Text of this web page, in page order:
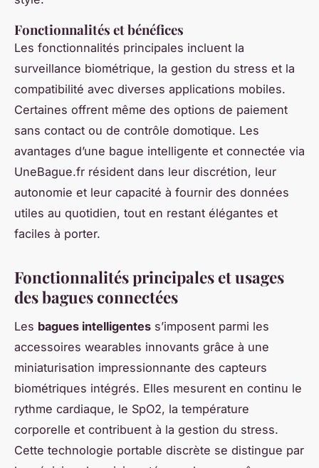
Fonctionnalités et bénéfices
Les fonctionnalités principales incluent la
surveillance biométrique, la gestion du stress et la
compatibilité avec diverses applications mobiles.
Certaines offrent même des options de paiement
sans contact ou de contrôle domotique. Les
avantages d’une bague intelligente et connectée via
UneBague.fr résident dans leur discrétion, leur
autonomie et leur capacité à fournir des données
utiles au quotidien, tout en restant élégantes et
faciles à porter.
Fonctionnalités principales et usages
des bagues connectées
Les bagues intelligentes s’imposent parmi les
accessoires wearables innovants grâce à une
miniaturisation impressionnante des capteurs
biométriques intégrés. Elles mesurent en continu le
rythme cardiaque, le SpO2, la température
corporelle et contribuent à la gestion du stress.
Cette technologie portable discrète se distingue par